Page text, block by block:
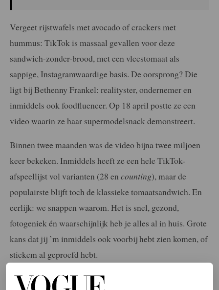
Vergeet rijstwafels met avocado of crackers met
hummus: TikTok is massaal gevallen voor deze
sandwich-zonder-brood, met een vleestomaat als
sappige, Instagramwaardige basis. De oorsprong? Die
ligt bij Bethenny Frankel: realityster, ondernemer en
inmiddels ook foodfluencer. Op 18 april postte ze een
video waarin ze haar supermodelsnack demonstreert.
Binnen twee maanden was de video bijna twee miljoen
keer bekeken. Inmiddels heeft ze een hele TikTok-
afspeellijst vol varianten (28 en counting), maar de
populairste blijft toch de klassieke tomaatsandwich. En
eerlijk: we snappen waarom. Het is snel, gezond,
fotogeniek én waarschijnlijk heb je alles al in huis. Grote
kans dat jij ’m inmiddels ook voorbij hebt zien komen, of
stiekem al geproefd hebt.